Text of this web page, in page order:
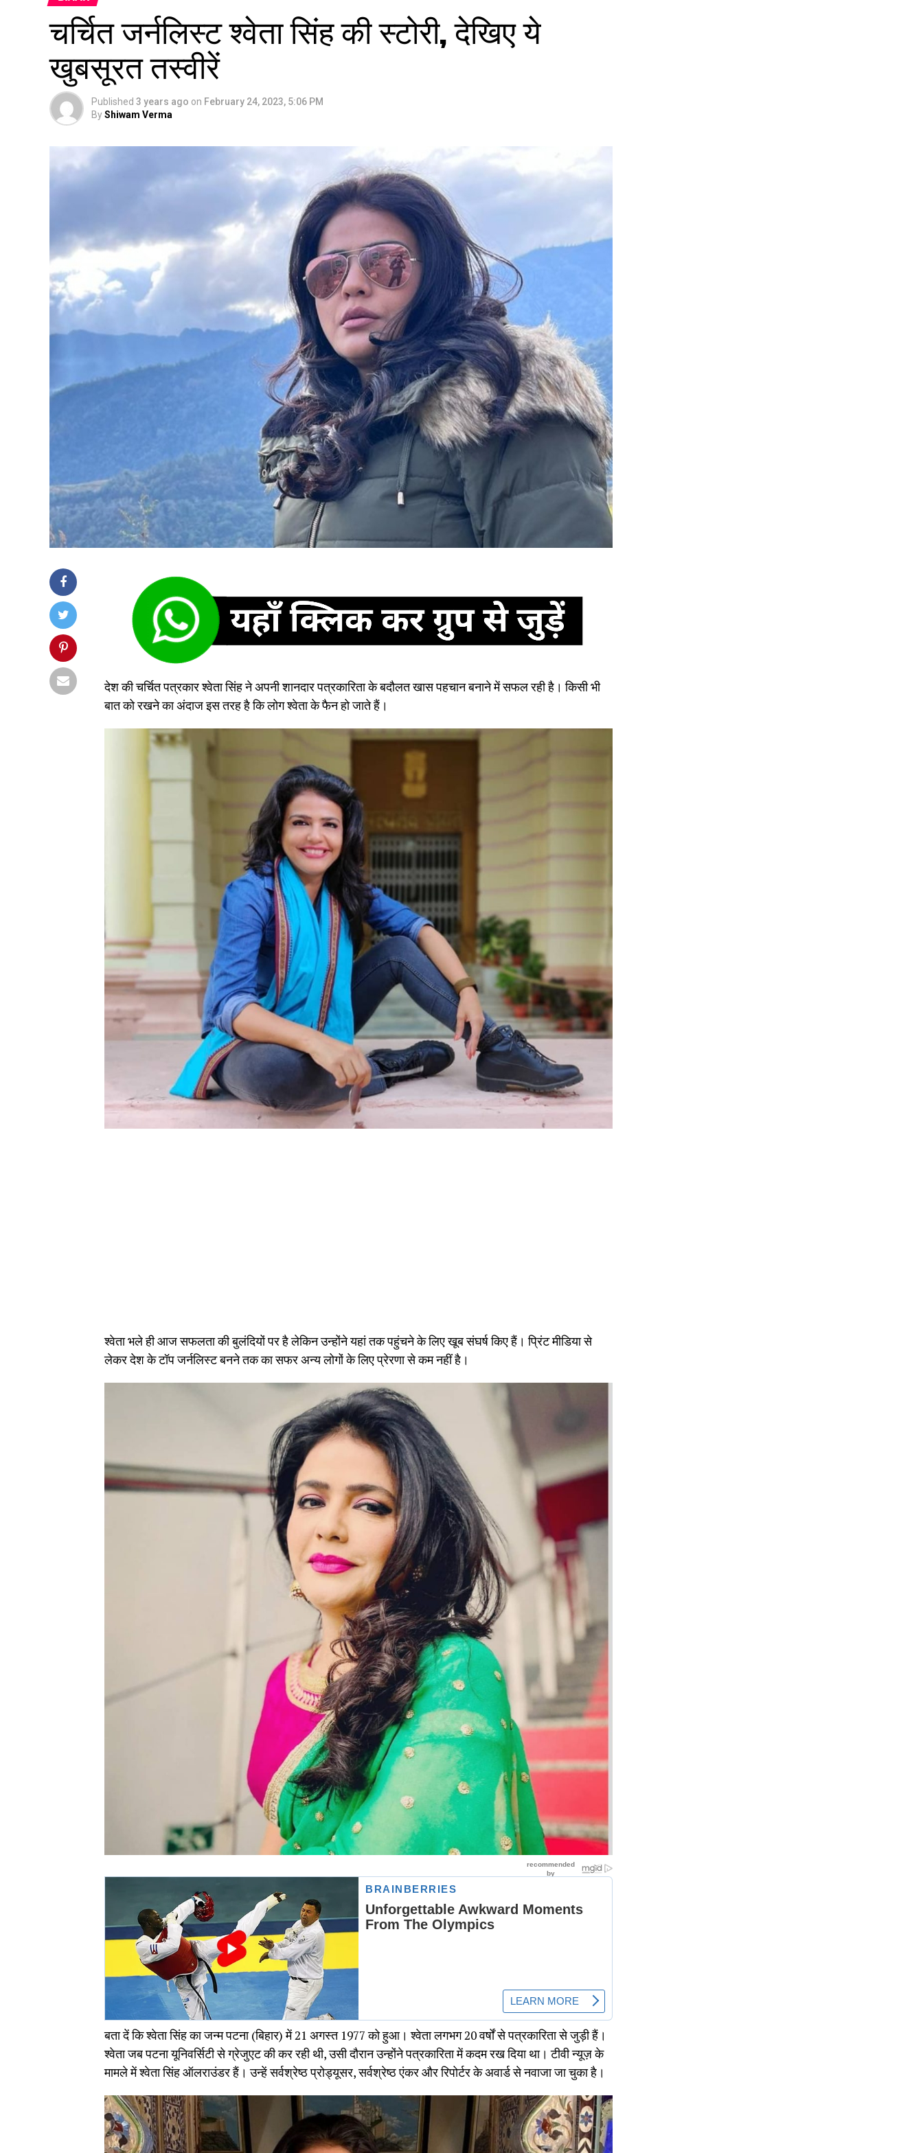
चर्चित जर्नलिस्ट श्वेता सिंह की स्टोरी, देखिए ये
खुबसूरत तस्वीरें
Published 3 years ago on February 24, 2023, 5:06 PM
ByShiwam Verma
देश की चर्चित पत्रकार श्वेता सिंह ने अपनी शानदार पत्रकारिता के बदौलत खास पहचान बनाने में सफल रही है। किसी भी
बात को रखने का अंदाज इस तरह है कि लोग श्वेता के फैन हो जाते हैं।
श्वेता भले ही आज सफलता की बुलंदियों पर है लेकिन उन्होंने यहां तक पहुंचने के लिए खूब संघर्ष किए हैं। प्रिंट मीडिया से
लेकर देश के टॉप जर्नलिस्ट बनने तक का सफर अन्य लोगों के लिए प्रेरणा से कम नहीं है।
बता दें कि श्वेता सिंह का जन्म पटना (बिहार) में 21 अगस्त 1977 को हुआ। श्वेता लगभग 20 वर्षों से पत्रकारिता से जुड़ी हैं।
श्वेता जब पटना यूनिवर्सिटी से ग्रेजुएट की कर रही थी, उसी दौरान उन्होंने पत्रकारिता में कदम रख दिया था। टीवी न्यूज़ के
मामले में श्वेता सिंह ऑलराउंडर हैं। उन्हें सर्वश्रेष्ठ प्रोड्यूसर, सर्वश्रेष्ठ एंकर और रिपोर्टर के अवार्ड से नवाजा जा चुका है।